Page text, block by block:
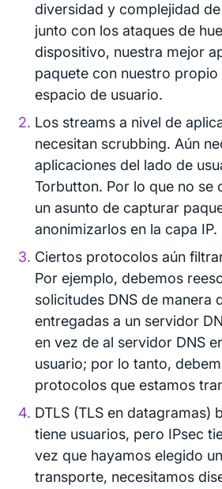
diversidad y complejidad de
junto con los ataques de
dispositivo, nuestra mejor
paquete con nuestro propio
espacio de usuario.
Los streams a nivel de
necesitan scrubbing. Aún
aplicaciones del lado de
Torbutton. Por lo que no se
un asunto de capturar
anonimizarlos en la capa IP.
Ciertos protocolos aún
Por ejemplo, debemos
solicitudes DNS de manera
entregadas a un servidor
en vez de al servidor DNS
usuario; por lo tanto,
protocolos que estamos
DTLS (TLS en datagramas)
tiene usuarios, pero IPsec
vez que hayamos elegido
transporte, necesitamos